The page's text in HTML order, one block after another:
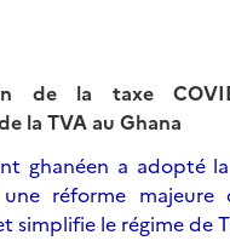
de la taxe
la TVA au Ghana
ghanéen a adopté
une réforme
simplifie le régime de